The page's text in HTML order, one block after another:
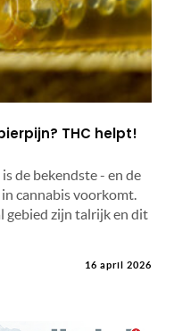
THC helpt!
de bekendste - en de
cannabis voorkomt.
gebied zijn talrijk en dit
16 april 2026